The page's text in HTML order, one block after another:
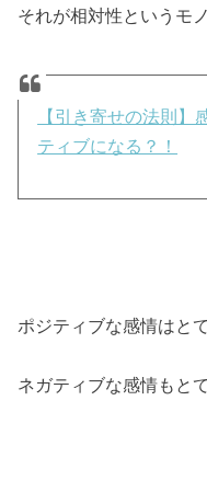
それが相対性というモノ
【引き寄せの法則
ティブになる？！
ポジティブな感情はと
ネガティブな感情もと